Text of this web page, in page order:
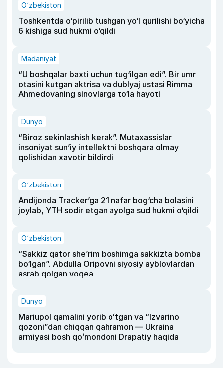
O‘zbekiston
Toshkentda o‘pirilib tushgan yo‘l qurilishi bo‘yicha
6 kishiga sud hukmi o‘qildi
Madaniyat
“U boshqalar baxti uchun tug‘ilgan edi”. Bir umr
otasini kutgan aktrisa va dublyaj ustasi Rimma
Ahmedovaning sinovlarga to‘la hayoti
Dunyo
“Biroz sekinlashish kerak”. Mutaxassislar
insoniyat sun’iy intellektni boshqara olmay
qolishidan xavotir bildirdi
O‘zbekiston
Andijonda Tracker’ga 21 nafar bog‘cha bolasini
joylab, YTH sodir etgan ayolga sud hukmi o‘qildi
O‘zbekiston
“Sakkiz qator she’rim boshimga sakkizta bomba
bo‘lgan”. Abdulla Oripovni siyosiy ayblovlardan
asrab qolgan voqea
Dunyo
Mariupol qamalini yorib oʻtgan va “Izvarino
qozoni”dan chiqqan qahramon — Ukraina
armiyasi bosh qoʻmondoni Drapatiy haqida